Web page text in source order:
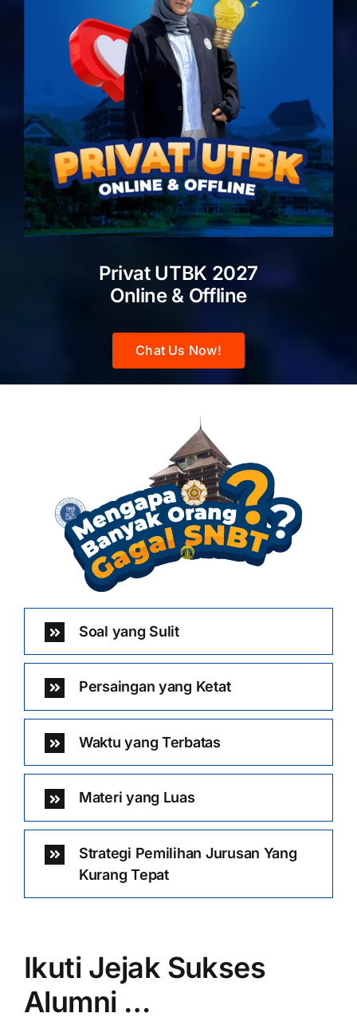
Privat UTBK 2027
Online & Offline
Chat Us Now!
Soal yang Sulit
Persaingan yang Ketat
Waktu yang Terbatas
Materi yang Luas
Strategi Pemilihan Jurusan Yang
Kurang Tepat
Ikuti Jejak Sukses
Alumni …